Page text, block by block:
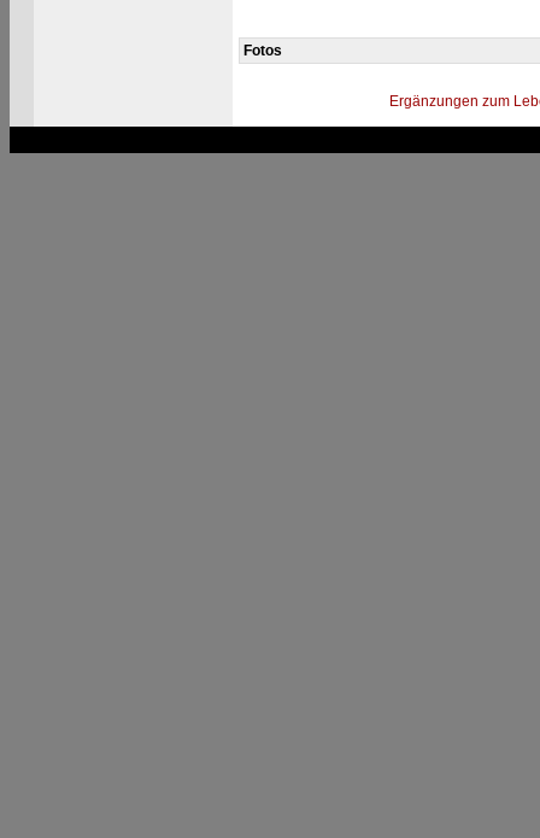
Fotos
Ergänzungen zum